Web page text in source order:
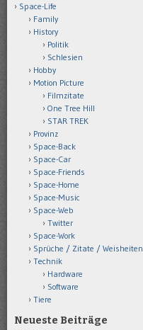
Space-Life
Family
History
Politik
Schlesien
Hobby
Motion Picture
Filmzitate
One Tree Hill
STAR TREK
Provinz
Space-Back
Space-Car
Space-Friends
Space-Home
Space-Music
Space-Web
Twitter
Space-Work
Sprüche / Zitate / Weisheiten
Technik
Hardware
Software
Tiere
Neueste Beiträge